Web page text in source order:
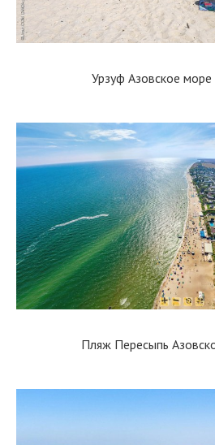
Урзуф Азовское
Пляж Пересыпь